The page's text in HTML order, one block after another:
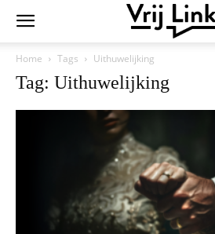
Home Tags Uithuwelijking
Tag: Uithuwelijking